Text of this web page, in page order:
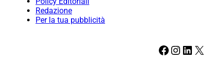
Redazione
Per la tua pubblicità
Facebook Instagram LinkedIn X